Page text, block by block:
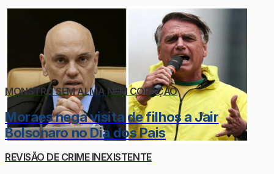
MONSTRO SEM ALMA NEM CORAÇÃO
Moraes nega visita de filhos a Jair
Bolsonaro no Dia dos Pais
REVISÃO DE CRIME INEXISTENTE